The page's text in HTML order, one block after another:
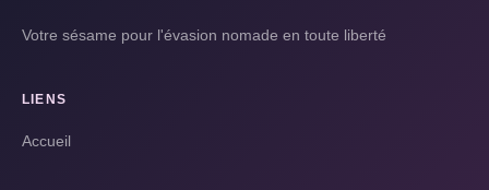
Votre sésame pour l'évasion nomade en toute liberté
LIENS
Accueil